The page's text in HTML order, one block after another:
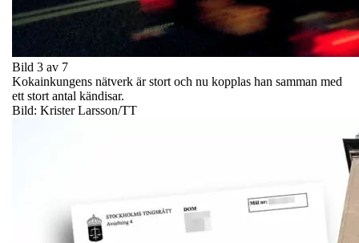
Bild 3 av 7
Kokainkungens nätverk är stort och nu kopplas han samman med
ett stort antal kändisar.
Bild: Krister Larsson/TT